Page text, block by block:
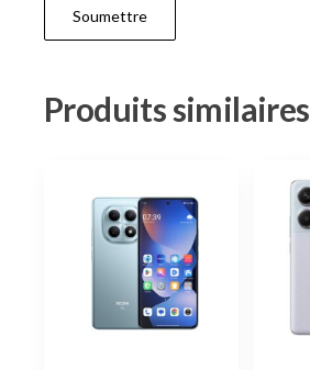
Produits similaires